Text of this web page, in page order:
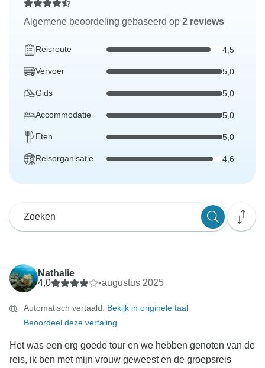
Algemene beoordeling gebaseerd op 2 reviews
Reisroute 4,5
Vervoer 5,0
Gids 5,0
Accommodatie 5,0
Eten 5,0
Reisorganisatie 4,6
Nathalie
4,0
•augustus 2025
Automatisch vertaald. Bekijk in originele taal
Beoordeel deze vertaling
Het was een erg goede tour en we hebben genoten van de
reis, ik ben met mijn vrouw geweest en de groepsreis